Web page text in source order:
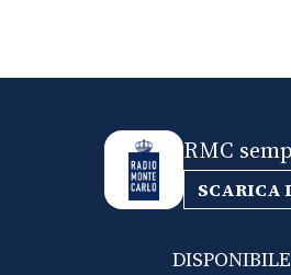
RMC
SCARICA